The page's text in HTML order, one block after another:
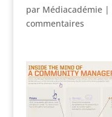
par Médiacadémie|
commentaires